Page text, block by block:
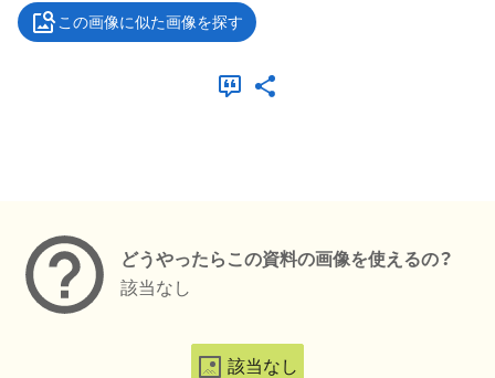
この画像に似た画像を探す
どうやったらこの資料の画像を使えるの？
該当なし
該当なし